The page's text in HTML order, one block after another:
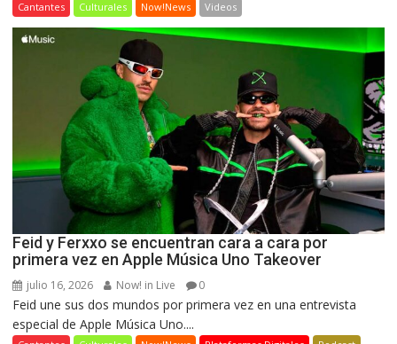
Cantantes Culturales Now!News Videos
Feid y Ferxxo se encuentran cara a cara por
primera vez en Apple Música Uno Takeover
julio 16, 2026 Now! in Live 0
Feid une sus dos mundos por primera vez en una entrevista
especial de Apple Música Uno....